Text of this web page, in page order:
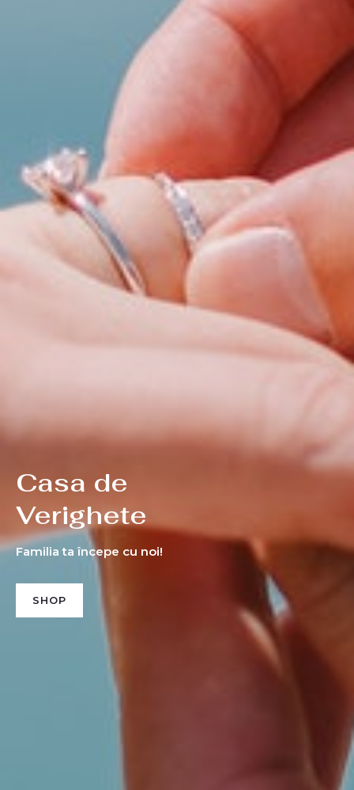
Casa de
Verighete
Familia ta începe cu noi!
SHOP